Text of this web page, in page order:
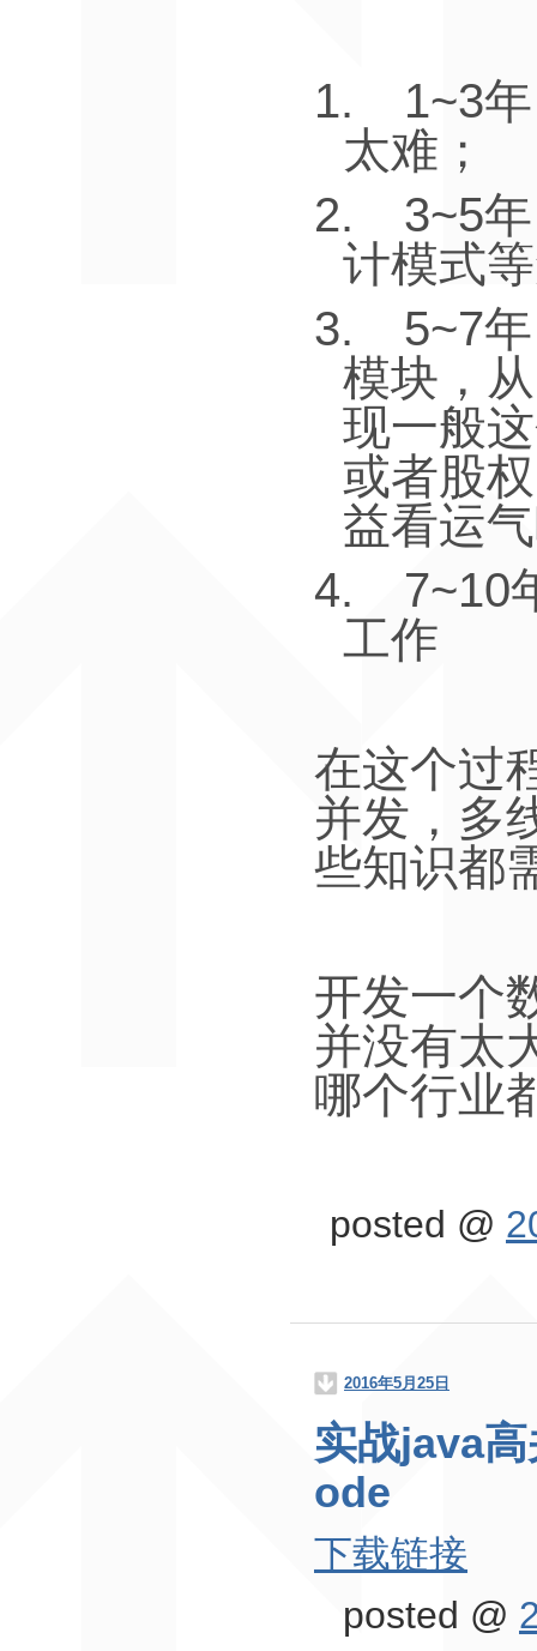
1. 1~3
太难；
2. 3~5
计模式
3. 5~7
模块，
现一般
或者股
益看运
4. 7~10
工作
在这个过
并发，多
些知识都
开发一个
并没有太
哪个行业
posted @
2016年5月25日
实战java
ode
下载链接
posted @